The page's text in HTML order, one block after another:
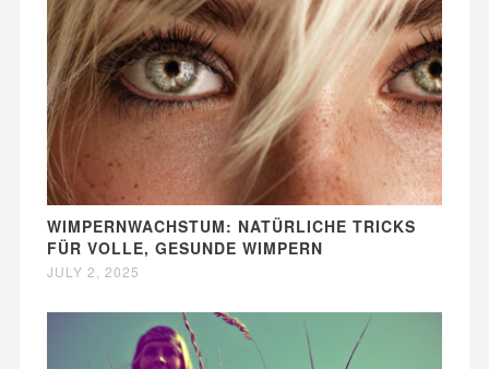
WIMPERNWACHSTUM: NATÜRLICHE TRICKS
FÜR VOLLE, GESUNDE WIMPERN
JULY 2, 2025